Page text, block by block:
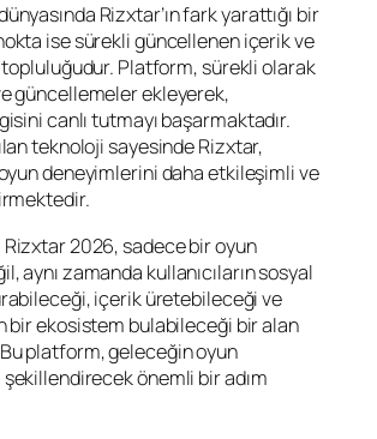
Rizxtar’ın fark yarattığı bir
ise sürekli güncellenen içerik ve
topluluğudur. Platform, sürekli olarak
güncellemeler ekleyerek,
canlı tutmayı başarmaktadır.
teknoloji sayesinde Rizxtar,
oyun deneyimlerini daha etkileşimli ve
2026, sadece bir oyun
aynı zamanda kullanıcıların sosyal
içerik üretebileceği ve
bir ekosistem bulabileceği bir alan
platform, geleceğin oyun
önemli bir adım